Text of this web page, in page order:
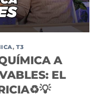
,T3
A
EL